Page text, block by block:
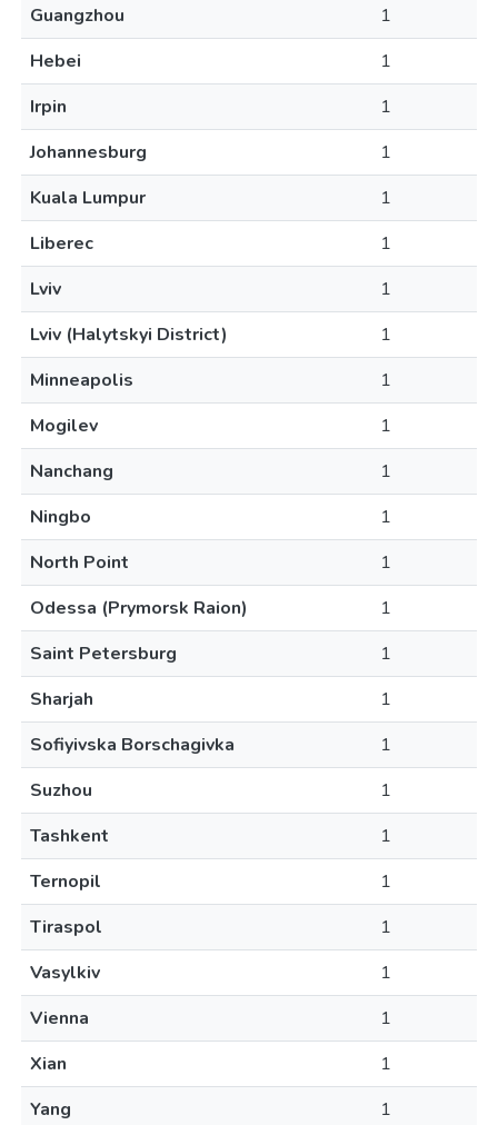
Guangzhou
1
Hebei
1
Irpin
1
Johannesburg
1
Kuala Lumpur
1
Liberec
1
Lviv
1
Lviv (Halytskyi District)
1
Minneapolis
1
Mogilev
1
Nanchang
1
Ningbo
1
North Point
1
Odessa (Prymorsk Raion)
1
Saint Petersburg
1
Sharjah
1
Sofiyivska Borschagivka
1
Suzhou
1
Tashkent
1
Ternopil
1
Tiraspol
1
Vasylkiv
1
Vienna
1
Xian
1
Yang
1